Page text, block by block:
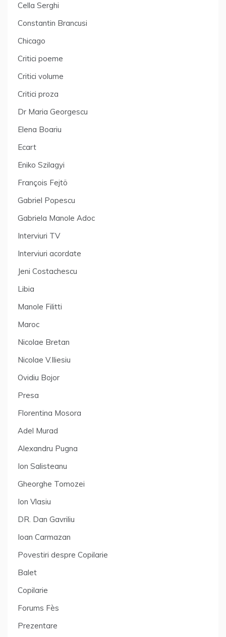
Cella Serghi
Constantin Brancusi
Chicago
Critici poeme
Critici volume
Critici proza
Dr Maria Georgescu
Elena Boariu
Ecart
Eniko Szilagyi
François Fejtö
Gabriel Popescu
Gabriela Manole Adoc
Interviuri TV
Interviuri acordate
Jeni Costachescu
Libia
Manole Filitti
Maroc
Nicolae Bretan
Nicolae V.Iliesiu
Ovidiu Bojor
Presa
Florentina Mosora
Adel Murad
Alexandru Pugna
Ion Salisteanu
Gheorghe Tomozei
Ion Vlasiu
DR. Dan Gavriliu
Ioan Carmazan
Povestiri despre Copilarie
Balet
Copilarie
Forums Fès
Prezentare